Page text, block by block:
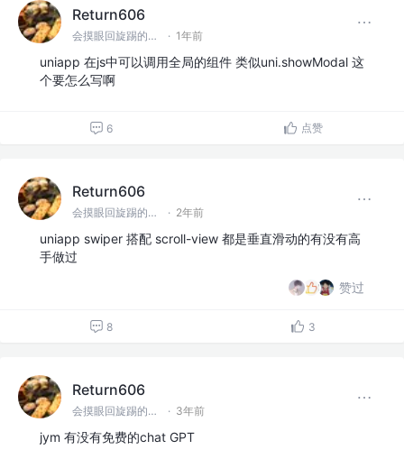
Return606
会摸眼回旋踢的前端一枚呀 · 1年前
uniapp 在js中可以调用全局的组件 类似uni.showModal 这
个要怎么写啊
6 点赞
Return606
会摸眼回旋踢的前端一枚呀 · 2年前
uniapp swiper 搭配 scroll-view 都是垂直滑动的有没有高
手做过
赞过
8 3
Return606
会摸眼回旋踢的前端一枚呀 · 3年前
jym 有没有免费的chat GPT